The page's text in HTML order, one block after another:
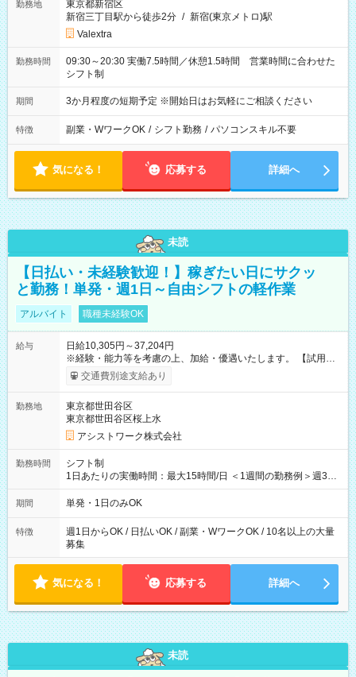
勤務地
東京都新宿区
新宿三丁目駅から徒歩2分 / 新宿(東京メトロ)駅
Valextra
勤務時間
09:30～20:30 実働7.5時間／休憩1.5時間 営業時間に合わせた
シフト制
期間 3か月程度の短期予定 ※開始日はお気軽にご相談ください
特徴 副業・WワークOK / シフト勤務 / パソコンスキル不要
気になる！ 応募する 詳細へ
未読
【日払い・未経験歓迎！】稼ぎたい日にサクッ
と勤務！単発・週1日～自由シフトの軽作業
アルバイト 職種未経験OK
給与
日給10,305円～37,204円
※経験・能力等を考慮の上、加給・優遇いたします。 【試用期
間】試用期間なし
交通費別途支給あり
勤務地
東京都世田谷区
東京都世田谷区桜上水
アシストワーク株式会社
勤務時間
シフト制
1日あたりの実働時間：最大15時間/日 ＜1週間の勤務例＞週3回
勤務 勤務：月・水・金 休み：火・木・土・日 好きな時にお仕事
可能です！ ※1日あたりの最大実働時間は日勤、夜勤共に勤務し
期間 単発・1日のみOK
特徴
週1日からOK / 日払いOK / 副業・WワークOK / 10名以上の大量
募集
気になる！ 応募する 詳細へ
未読